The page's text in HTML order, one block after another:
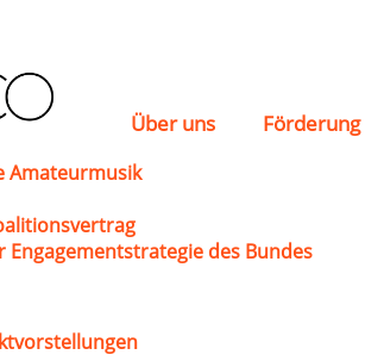
Über uns Förderung
Amateurmusik
des Bundes